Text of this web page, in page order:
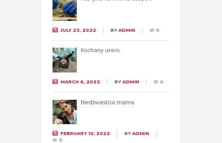
JULY 23, 2022 BYADMIN 0
Kochany urwis
MARCH 6, 2022 BYADMIN 0
Niedźwiedzia mama
FEBRUARY 10, 2022 BYADMIN
0